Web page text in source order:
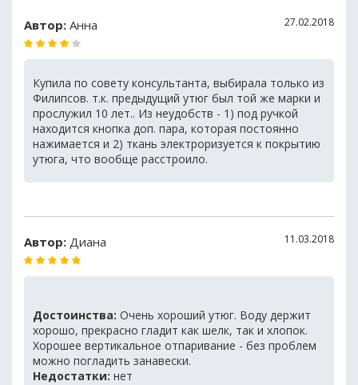
Автор: Анна 27.02.2018
Купила по совету консультанта, выбирала только из
Филипсов. т.к. предыдущий утюг был той же марки и
прослужил 10 лет.. Из неудобств - 1) под ручкой
находится кнопка доп. пара, которая постоянно
нажимается и 2) ткань электроризуется к покрытию
утюга, что вообще расстроило.
Автор: Диана 11.03.2018
Достоинства: Очень хороший утюг. Воду держит
хорошо, прекрасно гладит как шелк, так и хлопок.
Хорошее вертикальное отпаривание - без проблем
можно погладить занавески.
Недостатки: нет